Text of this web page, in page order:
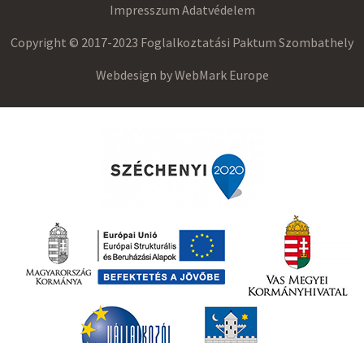
Impresszum Adatvédelem
Copyright © 2017-2023 Foglalkoztatási Paktum Szombathely
Webdesign byWebMark Europe